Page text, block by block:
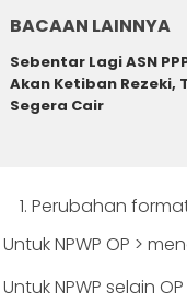
BACAAN LAINNYA
Sebentar Lagi ASN
Akan Ketiban Rezeki,
Segera Cair
Perubahan format
NPWP OP >
NPWP selain